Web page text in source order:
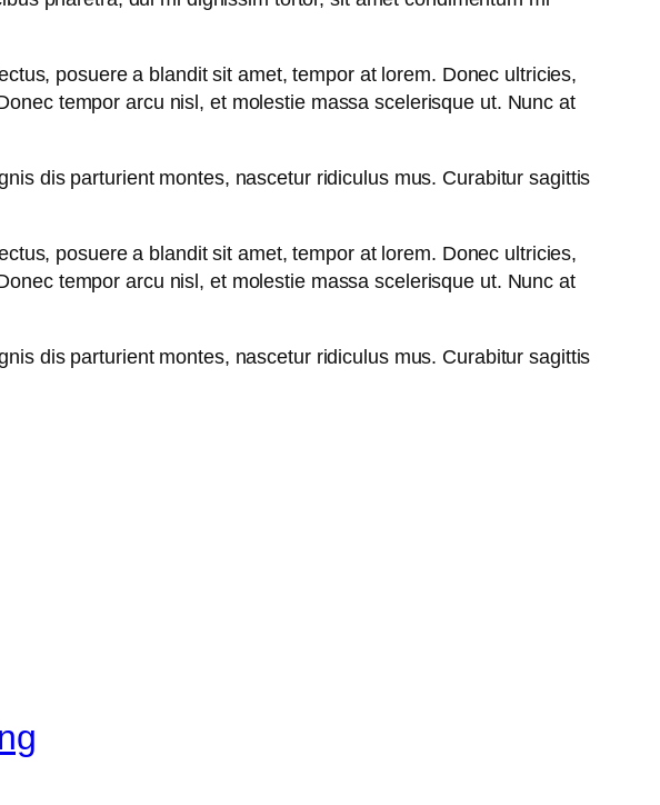
posuere a blandit sit amet, tempor at lorem. Donec ultricies,
tempor arcu nisl, et molestie massa scelerisque ut. Nunc at
dis parturient montes, nascetur ridiculus mus. Curabitur sagittis
posuere a blandit sit amet, tempor at lorem. Donec ultricies,
tempor arcu nisl, et molestie massa scelerisque ut. Nunc at
dis parturient montes, nascetur ridiculus mus. Curabitur sagittis